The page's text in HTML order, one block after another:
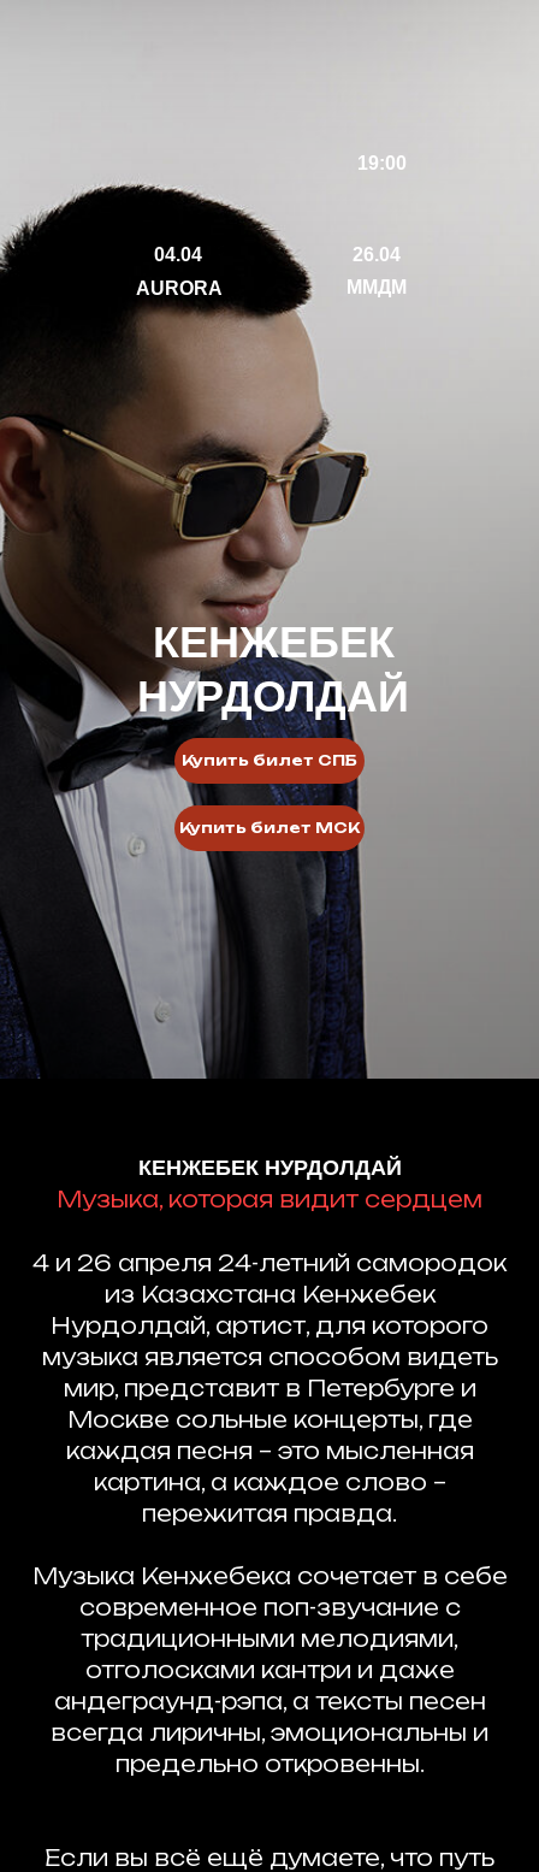
КЕНЖЕБЕК
НУРДОЛДАЙ
26.04
ММДМ
19:00
04.04
AURORA
Купить билет МСК
Купить билет СПБ
КЕНЖЕБЕК НУРДОЛДАЙ
Музыка, которая видит сердцем
4 и 26 апреля 24-летний самородок
из Казахстана Кенжебек
Нурдолдай, артист, для которого
музыка является способом видеть
мир, представит в Петербурге и
Москве сольные концерты, где
каждая песня – это мысленная
картина, а каждое слово –
пережитая правда.
Музыка Кенжебека сочетает в себе
современное поп-звучание с
традиционными мелодиями,
отголосками кантри и даже
андеграунд-рэпа, а тексты песен
всегда лиричны, эмоциональны и
предельно откровенны.
Если вы всё ещё думаете, что путь